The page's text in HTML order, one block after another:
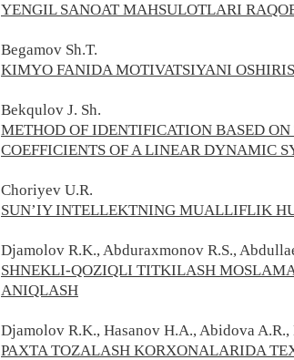
YENGIL SANOAT MAHSULOTLARI
Begamov Sh.T.
KIMYO FANIDA MOTIVATSIYANI
Bekqulov J. Sh.
METHOD OF IDENTIFICATION BASED
COEFFICIENTS OF A LINEAR DYNAMIC
Choriyev U.R.
SUN’IY INTELLEKTNING MUALLIFLIK
Djamolov R.K., Abduraxmonov R.S.,
SHNEKLI-QOZIQLI TITKILASH
ANIQLASH
Djamolov R.K., Hasanov H.A., Abidova A.R.,
PAXTA TOZALASH KORXONALARIDA